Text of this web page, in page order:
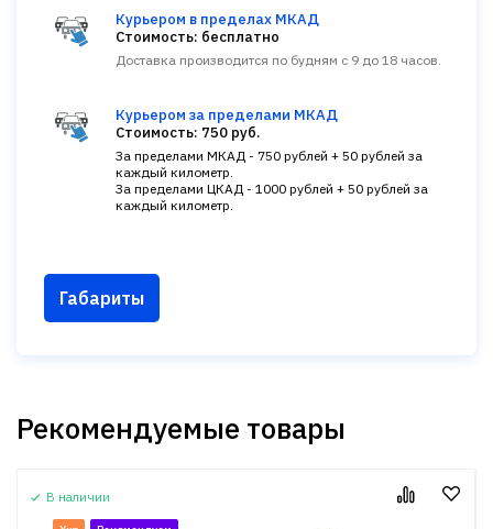
Курьером в пределах МКАД
Стоимость: бесплатно
Доставка производится по будням с 9 до 18 часов.
Курьером за пределами МКАД
Стоимость: 750 руб.
За пределами МКАД - 750 рублей + 50 рублей за
каждый километр.
За пределами ЦКАД - 1000 рублей + 50 рублей за
каждый километр.
Габариты
Рекомендуемые товары
В наличии